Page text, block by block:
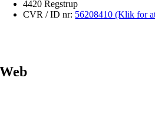
4420 Regstrup
CVR / ID nr: 56208410 (Klik for
Web